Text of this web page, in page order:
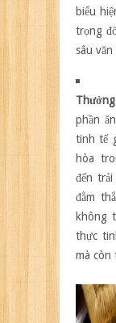
biểu
trọng
sâu
phần
tinh tế
hòa
đến
đằm
không
thực
mà còn